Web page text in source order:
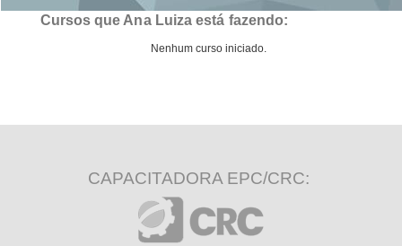
Cursos que Ana Luiza está fazendo:
Nenhum curso iniciado.
CAPACITADORA EPC/CRC: